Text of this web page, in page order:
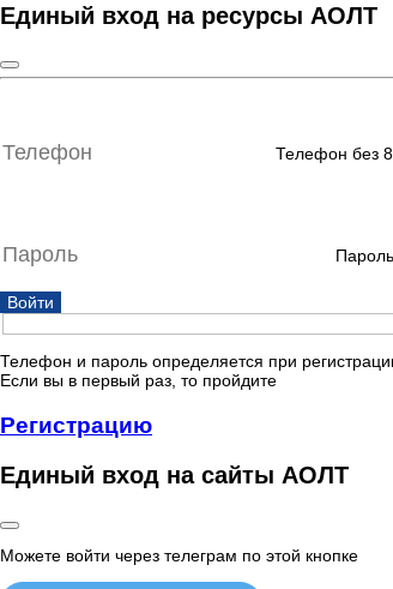
Единый вход на ресурсы АОЛТ
Телефон без 8
Пароль
Войти
Телефон и пароль определяется при
Если вы в первый раз, то пройдите
Регистрацию
Единый вход на сайты АОЛТ
Можете войти через телеграм по этой кнопке